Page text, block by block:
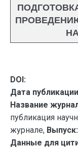
DOI:
Дата
Название
публикация
журнале, Выпуск:
Данные для